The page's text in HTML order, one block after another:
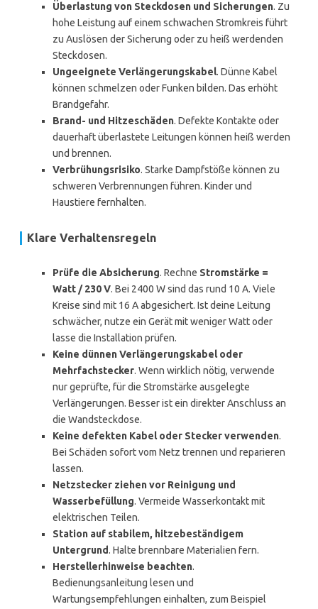
Überlastung von Steckdosen und Sicherungen. Zu
hohe Leistung auf einem schwachen Stromkreis führt
zu Auslösen der Sicherung oder zu heiß werdenden
Steckdosen.
Ungeeignete Verlängerungskabel. Dünne Kabel
können schmelzen oder Funken bilden. Das erhöht
Brandgefahr.
Brand- und Hitzeschäden. Defekte Kontakte oder
dauerhaft überlastete Leitungen können heiß werden
und brennen.
Verbrühungsrisiko. Starke Dampfstöße können zu
schweren Verbrennungen führen. Kinder und
Haustiere fernhalten.
Klare Verhaltensregeln
Prüfe die Absicherung. Rechne Stromstärke =
Watt / 230 V. Bei 2400 W sind das rund 10 A. Viele
Kreise sind mit 16 A abgesichert. Ist deine Leitung
schwächer, nutze ein Gerät mit weniger Watt oder
lasse die Installation prüfen.
Keine dünnen Verlängerungskabel oder
Mehrfachstecker. Wenn wirklich nötig, verwende
nur geprüfte, für die Stromstärke ausgelegte
Verlängerungen. Besser ist ein direkter Anschluss an
die Wandsteckdose.
Keine defekten Kabel oder Stecker verwenden.
Bei Schäden sofort vom Netz trennen und reparieren
lassen.
Netzstecker ziehen vor Reinigung und
Wasserbefüllung. Vermeide Wasserkontakt mit
elektrischen Teilen.
Station auf stabilem, hitzebeständigem
Untergrund. Halte brennbare Materialien fern.
Herstellerhinweise beachten.
Bedienungsanleitung lesen und
Wartungsempfehlungen einhalten, zum Beispiel